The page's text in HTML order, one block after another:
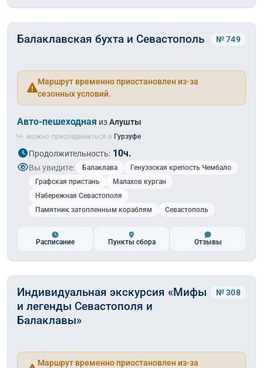
Балаклавская бухта и Севастополь № 749
Маршрут временно приостановлен из-за
сезонных условий.
Авто-пешеходная изАлушты
можно присоединиться в Гурзуфе
Продолжительность: 10ч.
Вы увидите: Балаклава
Генуэзская крепость Чембало
Графская пристань
Малахов курган
Набережная Севастополя
Памятник затопленным кораблям
Севастополь
Расписание Пункты сбора Отзывы
Индивидуальная экскурсия «Мифы
и легенды Севастополя и
Балаклавы»
№ 308
Маршрут временно приостановлен из-за